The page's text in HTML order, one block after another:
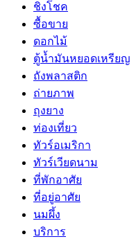
ชิงโชค
ซื้อขาย
ดอกไม้
ตู้น้ำมันหยอดเหรียญ
ถังพลาสติก
ถ่ายภาพ
ถุงยาง
ท่องเที่ยว
ทัวร์อเมริกา
ทัวร์เวียดนาม
ที่พักอาศัย
ที่อยู่อาศัย
นมผึ้ง
บริการ